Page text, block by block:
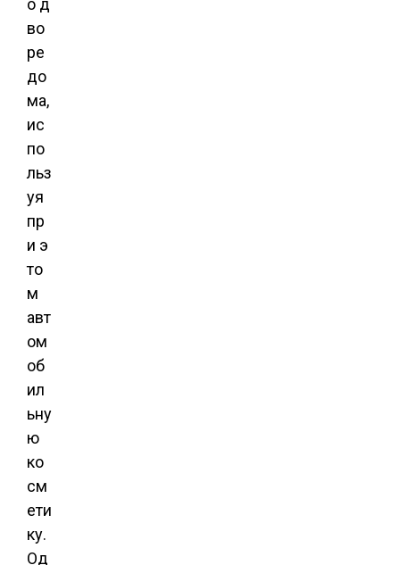
о д
во
ре
до
ма,
ис
по
льз
уя
пр
и э
то
м
авт
ом
об
ил
ьну
ю
ко
см
ети
ку.
Од